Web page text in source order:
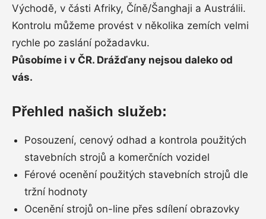
Východě, v části Afriky, Číně/Šanghaji a Austrálii.
Kontrolu můžeme provést v několika zemích velmi
rychle po zaslání požadavku.
Působíme i v ČR. Drážďany nejsou daleko od
vás.
Přehled našich služeb:
Posouzení, cenový odhad a kontrola použitých
stavebních strojů a komerčních vozidel
Férové ocenění použitých stavebních strojů dle
tržní hodnoty
Ocenění strojů on-line přes sdílení obrazovky